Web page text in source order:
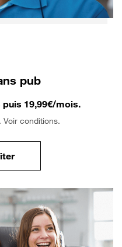
pub
19,99€/mois.
conditions.